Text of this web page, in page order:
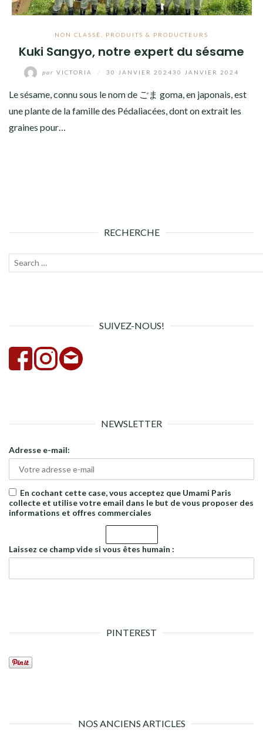
NON CLASSÉ PRODUITS & PRODUCTEURS
Kuki Sangyo, notre expert du sésame
par VICTORIA 30 JANVIER 202430 JANVIER 2024
Le sésame, connu sous le nom de ごま goma, en japonais, est
une plante de la famille des Pédaliacées, dont on extrait les
graines pour…
RECHERCHE
Recherche
SUIVEZ-NOUS!
NEWSLETTER
Adresse e-mail:
En cochant cette case, vous acceptez que Umami Paris
collecte et utilise votre email dans le but de vous proposer des
informations et offres commerciales
Laissez ce champ vide si vous êtes humain :
PINTEREST
NOS ANCIENS ARTICLES